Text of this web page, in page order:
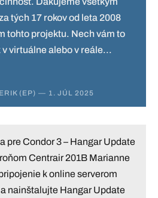
tých 17 rokov od leta 2008
tohto projektu. Nech vám to
virtuálne alebo v reále...
ERIK (EP) — 1. JÚL 2025
pre Condor 3 – Hangar Update
Centrair 201B Marianne
k online serverom
nainštalujte Hangar Update